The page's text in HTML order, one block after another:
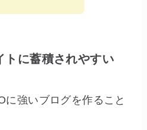
に蓄積されやすい
強いブログを作ること